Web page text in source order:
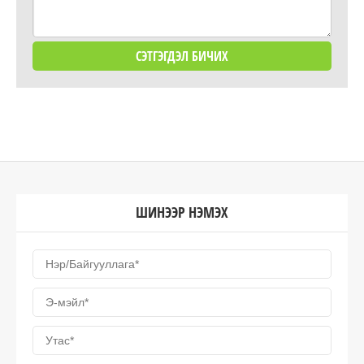
ШИНЭЭР НЭМЭХ